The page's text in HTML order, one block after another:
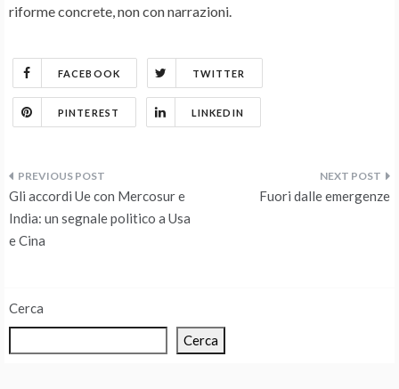
riforme concrete, non con narrazioni.
FACEBOOK TWITTER
PINTEREST LINKEDIN
Navigazione
articoli
Gli accordi Ue con Mercosur e
India: un segnale politico a Usa
e Cina
Fuori dalle emergenze
Cerca
Cerca